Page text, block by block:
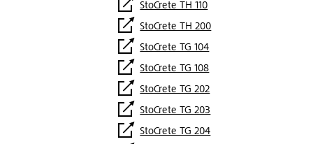
StoCrete TH 110
StoCrete TH 200
StoCrete TG 104
StoCrete TG 108
StoCrete TG 202
StoCrete TG 203
StoCrete TG 204